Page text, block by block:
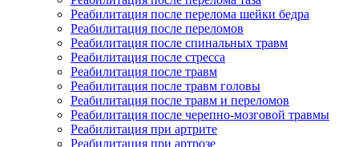
Реабилитация после перелома шейки бедра
Реабилитация после переломов
Реабилитация после спинальных травм
Реабилитация после стресса
Реабилитация после травм
Реабилитация после травм головы
Реабилитация после травм и переломов
Реабилитация после черепно-мозговой травмы
Реабилитация при артрите
Реабилитация при артрозе